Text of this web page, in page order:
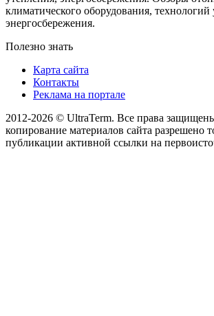
климатического оборудования, технологий
энергосбережения.
Полезно знать
Карта сайта
Контакты
Реклама на портале
2012-2026 © UltraTerm. Все права
копирование материалов сайта разрешено
публикации активной ссылки на